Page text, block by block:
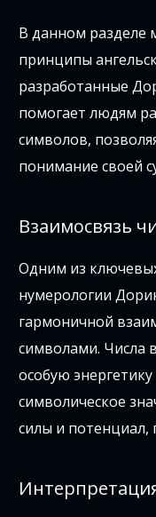
В данном разделе
принципы
разработанные
помогает людям
символов,
понимание своей
Взаимосвязь
Одним из
нумерологии
гармоничной
символами. Числа
особую
символическое
силы и потенциал,